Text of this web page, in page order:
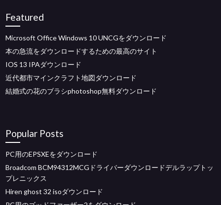
Featured
Microsoft Office Windows 10 UNCGをダウンロード
本の急流をダウンロードするための最高のサイト
IOS 13 IPAダウンロード
近代都市マインクラフト地図ダウンロード
結婚式の花のブラシphotoshop無料ダウンロード
Popular Posts
PC用のEPSXEをダウンロード
Broadcom BCM94312MCGドライバーダウンロードデルラップトッ
プレニックス
Hiren ghost 32 isoダウンロード